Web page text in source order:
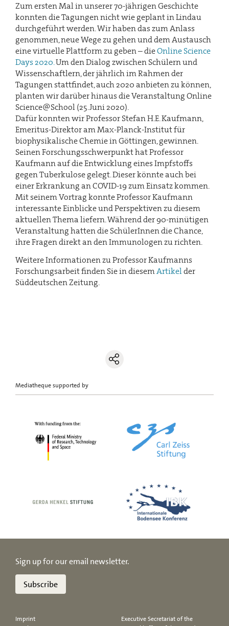
Zum ersten Mal in unserer 70-jährigen Geschichte
konnten die Tagungen nicht wie geplant in Lindau
durchgeführt werden. Wir haben das zum Anlass
genommen, neue Wege zu gehen und dem Austausch
eine virtuelle Plattform zu geben – dieOnline Science
Days 2020.Um den Dialog zwischen Schülern und
Wissenschaftlern, der jährlich im Rahmen der
Tagungen stattfindet, auch 2020 anbieten zu können,
planten wir darüber hinaus die Veranstaltung Online
Science@School (25.Juni 2020).
Dafür konnten wir Professor Stefan H.E. Kaufmann,
Emeritus-Direktor am Max-Planck-Institut für
biophysikalische Chemie in Göttingen, gewinnen.
Seinen Forschungsschwerpunkt hat Professor
Kaufmann auf die Entwicklung eines Impfstoffs
gegen Tuberkulose gelegt. Dieser könnte auch bei
einer Erkrankung an COVID-19 zum Einsatz kommen.
Mit seinem Vortrag konnte Professor Kaufmann
interessante Einblicke und Perspektiven zu diesem
aktuellen Thema liefern. Während der 90-minütigen
Veranstaltung hatten die SchülerInnen die Chance,
ihre Fragen direkt an den Immunologen zu richten.
Weitere Informationen zu Professor Kaufmanns
Forschungsarbeit finden Sie in diesemArtikelder
Süddeutschen Zeitung.
Mediatheque supported by
Sign up for our email newsletter.
Subscribe
Imprint
Executive Secretariat of the